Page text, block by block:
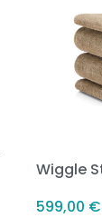
Wiggle
599,00 €